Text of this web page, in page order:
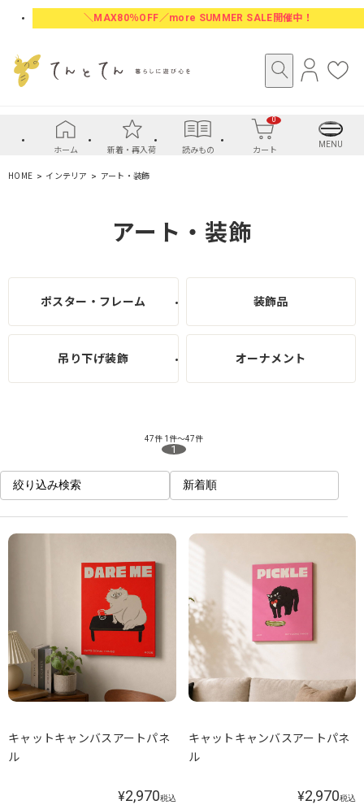
＼MAX80％OFF／more SUMMER SALE開催中！
に
入
り
ホーム 新着・再入荷 読みもの カート
0
MENU
HOME インテリア アート・装飾
アート・装飾
ポスター・フレーム 装飾品
吊り下げ装飾 オーナメント
47件 1件～47件
1
絞り込み検索 新着順
キャットキャンバスアートパネ
ル
¥2,970税込
キャットキャンバスアートパネ
ル
¥2,970税込